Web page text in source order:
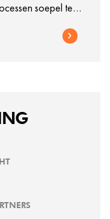
soepel te
trendsetter bij